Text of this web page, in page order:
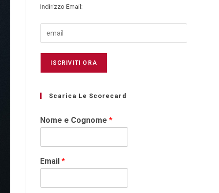
Indirizzo Email:
Scarica Le Scorecard
Nome e Cognome*
Email*